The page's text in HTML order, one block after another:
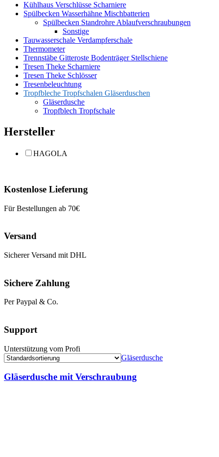
Kühlhaus Verschlüsse Scharniere
Spülbecken Wasserhähne Mischbatterien
Spülbecken Standrohre Ablaufverschraubungen
Sonstige
Tauwasserschale Verdampferschale
Thermometer
Trennstäbe Gitteroste Bodenträger Stellschiene
Tresen Theke Scharniere
Tresen Theke Schlösser
Tresenbeleuchtung
Tropfbleche Tropfschalen Gläserduschen
Gläserdusche
Tropfblech Tropfschale
Hersteller
HAGOLA
Kostenlose Lieferung
Für Bestellungen ab 70€
Versand
Sicherer Versand mit DHL
Sichere Zahlung
Per Paypal & Co.
Support
Unterstützung vom Profi
Gläserdusche
Gläserdusche mit Verschraubung